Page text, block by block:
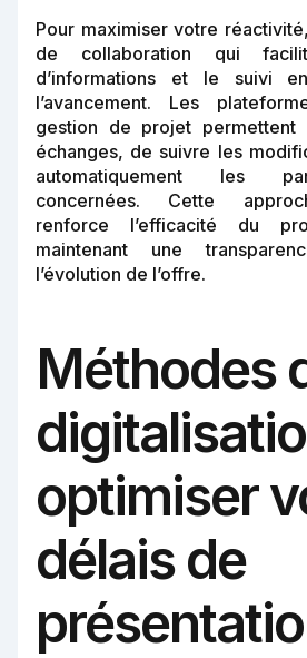
Pour maximiser votre
de collaboration qui
d’informations et le suivi
l’avancement. Les
gestion de projet permettent
échanges, de suivre les
automatiquement les
concernées. Cette
renforce l’efficacité du
maintenant une
l’évolution de l’offre.
Méthodes
optimiser
délais de